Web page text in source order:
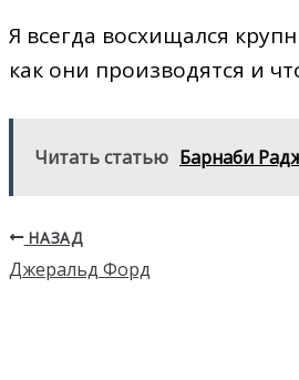
Я всегда восхищался
как они производятся и
Читать статью Барнаби
НАЗАД
Джеральд Форд